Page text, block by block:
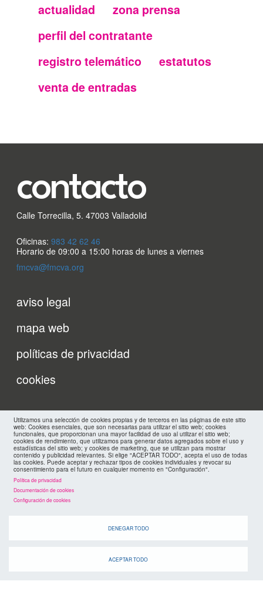
secundario
FMC
actualidad
zona prensa
perfil del contratante
registro telemático
estatutos
venta de entradas
Utilizamos una selección de cookies propias y de terceros en las páginas de este sitio
web: Cookies esenciales, que son necesarias para utilizar el sitio web; cookies
funcionales, que proporcionan una mayor facilidad de uso al utilizar el sitio web;
cookies de rendimiento, que utilizamos para generar datos agregados sobre el uso y
estadísticas del sitio web; y cookies de marketing, que se utilizan para mostrar
contenido y publicidad relevantes. Si elige "ACEPTAR TODO", acepta el uso de todas
las cookies. Puede aceptar y rechazar tipos de cookies individuales y revocar su
consentimiento para el futuro en cualquier momento en "Configuración".
Política de privacidad
Documentación de cookies
Configuración de cookies
DENEGAR TODO
ACEPTAR TODO
contacto
Calle Torrecilla, 5. 47003 Valladolid
Oficinas: 983 42 62 46
Horario de 09:00 a 15:00 horas de lunes a viernes
fmcva@fmcva.org
Menu
footer
FMC
aviso legal
mapa web
políticas de privacidad
cookies